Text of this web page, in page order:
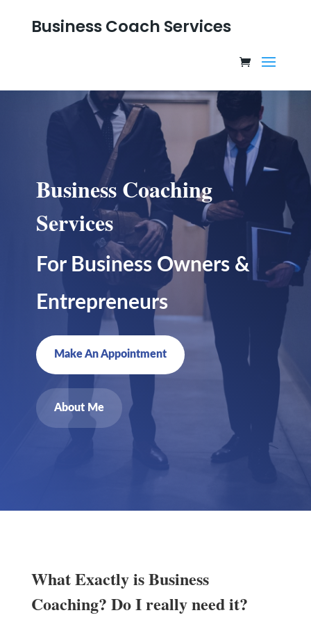
Business Coach Services
Business Coaching
Services
For Business Owners &
Entrepreneurs
Make An Appointment
About Me
What Exactly is Business
Coaching? Do I really need it?